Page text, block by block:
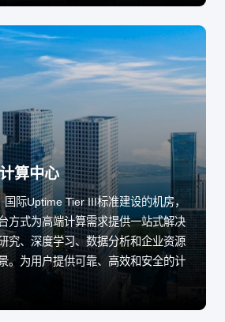
算中心
际Uptime Tier III标准建设的机房，
方式为高端计算需求提供一站式解决
究、深度学习、数据分析和企业资源
。为用户提供可靠、高效和安全的计